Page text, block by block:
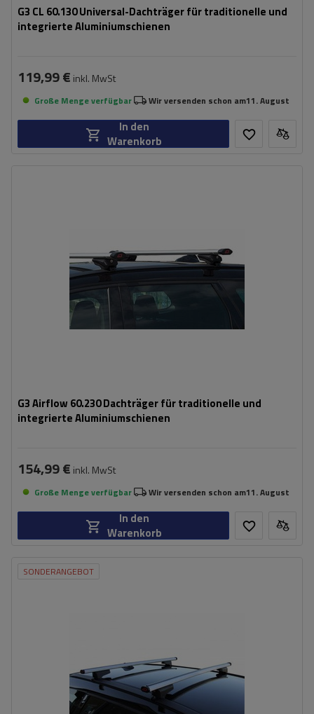
G3 CL 60.130 Universal-Dachträger für traditionelle und
integrierte Aluminiumschienen
119,99 € inkl. MwSt
Große Menge verfügbar Wir versenden schon am11. August
In den
Warenkorb
G3 Airflow 60.230 Dachträger für traditionelle und
integrierte Aluminiumschienen
154,99 € inkl. MwSt
Große Menge verfügbar Wir versenden schon am11. August
In den
Warenkorb
SONDERANGEBOT